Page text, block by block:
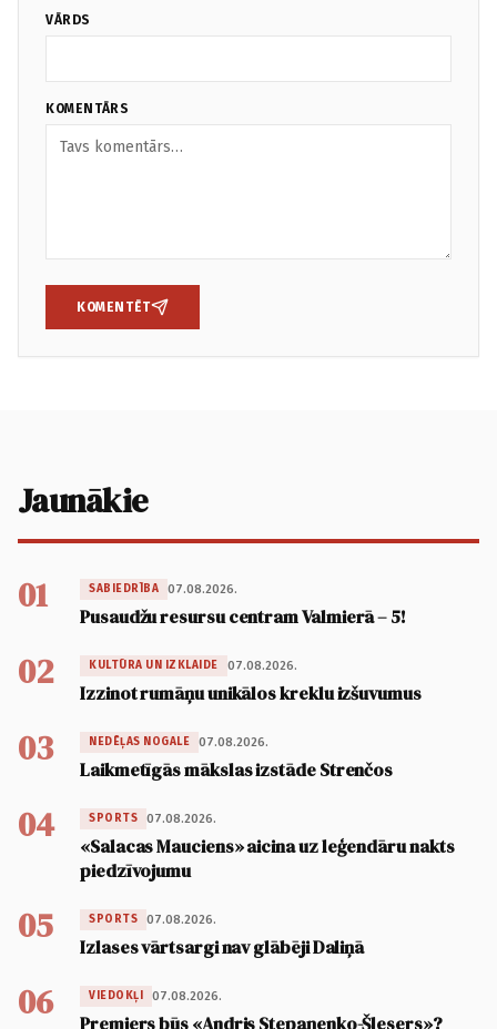
VĀRDS
KOMENTĀRS
KOMENTĒT
Jaunākie
01 SABIEDRĪBA 07.08.2026.
Pusaudžu resursu centram Valmierā – 5!
02 KULTŪRA UN IZKLAIDE 07.08.2026.
Izzinot rumāņu unikālos kreklu izšuvumus
03 NEDĒĻAS NOGALE 07.08.2026.
Laikmetīgās mākslas izstāde Strenčos
04 SPORTS 07.08.2026.
«Salacas Mauciens» aicina uz leģendāru nakts
piedzīvojumu
05 SPORTS 07.08.2026.
Izlases vārtsargi nav glābēji Daliņā
06 VIEDOKĻI 07.08.2026.
Premjers būs «Andris Stepaņenko-Šlesers»?